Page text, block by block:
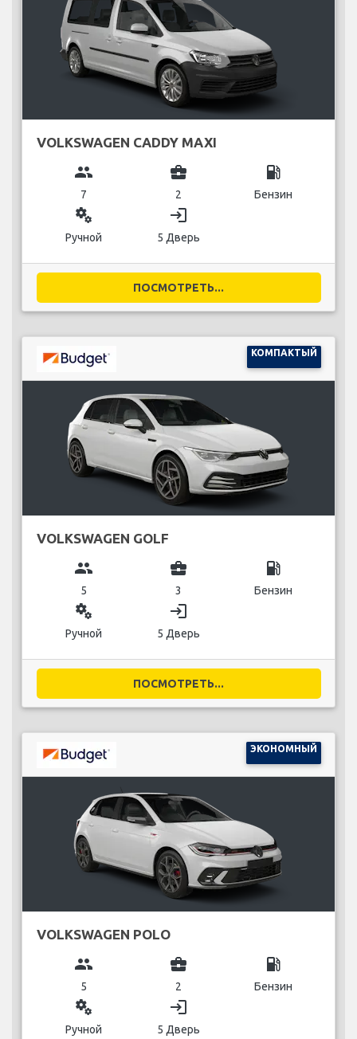
VOLKSWAGEN CADDY MAXI
group
7
business_center
2
local_gas_station
Бензин
miscellaneous_services
Ручной
login
5 Дверь
ПОСМОТРЕТЬ...
КОМПАКТЫЙ
VOLKSWAGEN GOLF
group
5
business_center
3
local_gas_station
Бензин
miscellaneous_services
Ручной
login
5 Дверь
ПОСМОТРЕТЬ...
ЭКОНОМНЫЙ
VOLKSWAGEN POLO
group
5
business_center
2
local_gas_station
Бензин
miscellaneous_services
Ручной
login
5 Дверь